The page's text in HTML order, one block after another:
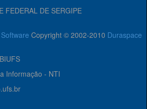
FEDERAL DE SERGIPE
Copyright © 2002-2010 Duraspace
Informação - NTI